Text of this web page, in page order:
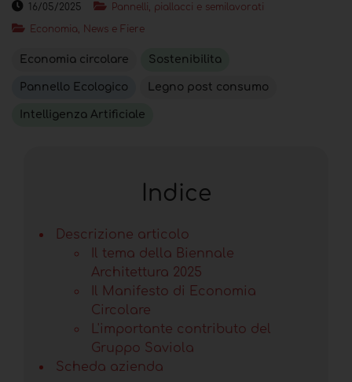
16/05/2025
Pannelli, piallacci e semilavorati
Economia, News e Fiere
Economia circolare Sostenibilita
Pannello Ecologico Legno post consumo
Intelligenza Artificiale
Indice
Descrizione articolo
Il tema della Biennale
Architettura 2025
Il Manifesto di Economia
Circolare
L'importante contributo del
Gruppo Saviola
Scheda azienda